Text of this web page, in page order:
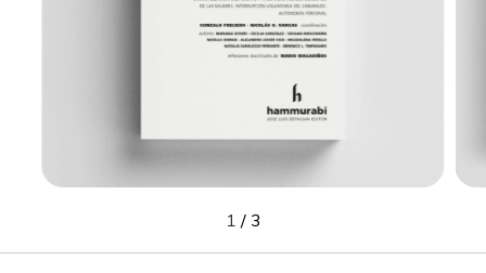
1 / 3